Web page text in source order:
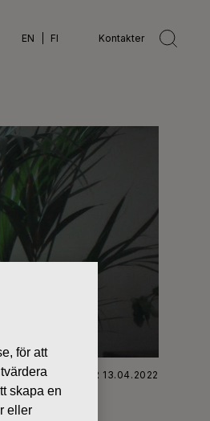
EN FI Kontakter
AV EGNA AKTIER 13.04.2022
för att
skapa en
eller